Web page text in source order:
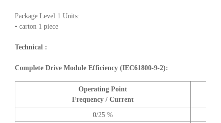
Package Level 1 Units:
• carton 1 piece
Technical :
Complete Drive Module Efficiency (IEC61800-9-2):
Operating Point
Frequency / Current
0/25 %